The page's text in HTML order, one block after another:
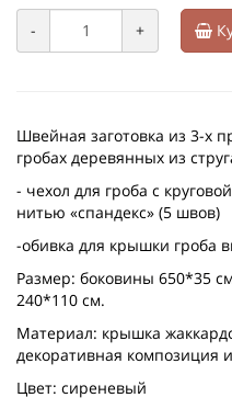
- +
Швейная заготовка из 3-х
гробах деревянных из
- чехол для гроба с
нитью «спандекс» (5 швов)
-обивка для крышки гроба
Размер: боковины 650*35
240*110 см.
Материал: крышка
декоративная композиция
Цвет: сиреневый